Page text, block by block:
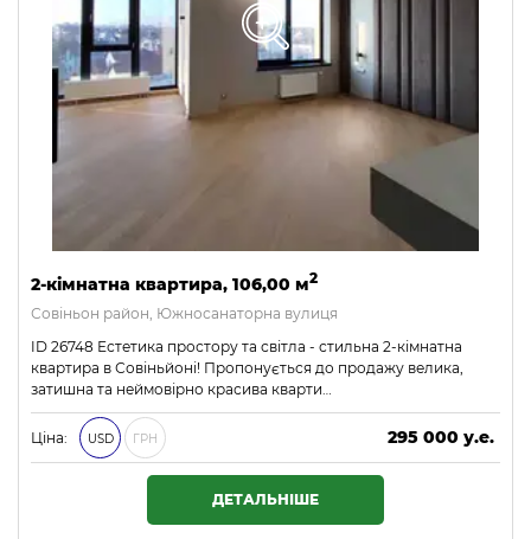
2-кімнатна квартира, 106,00 м2
Совіньон район, Южносанаторна вулиця
ID 26748 Естетика простору та світла - стильна 2-кімнатна
квартира в Совіньйоні! Пропонується до продажу велика,
затишна та неймовірно красива кварти…
Ціна: USD ГРН
295 000 у.е.
12 685 000 ₴
ДЕТАЛЬНІШЕ